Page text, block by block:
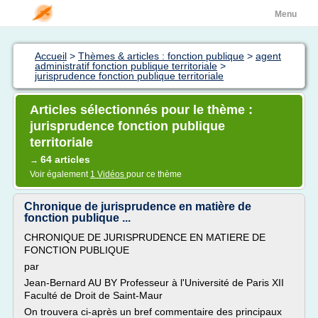
Menu
Accueil > Thèmes & articles : fonction publique > agent
administratif fonction publique territoriale >
jurisprudence fonction publique territoriale
Articles sélectionnés pour le thème :
jurisprudence fonction publique
territoriale
→ 64 articles
Voir également 1 Vidéos pour ce thème
Chronique de jurisprudence en matière de
fonction publique ...
CHRONIQUE DE JURISPRUDENCE EN MATIERE DE
FONCTION PUBLIQUE
par
Jean-Bernard AU BY Professeur à l'Université de Paris XII
Faculté de Droit de Saint-Maur
On trouvera ci-après un bref commentaire des principaux